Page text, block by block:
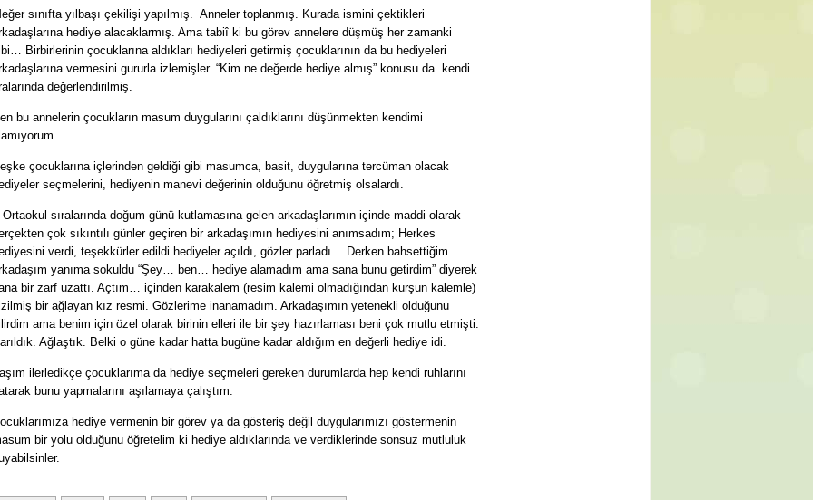
sınıfta yılbaşı çekilişi yapılmış. Anneler toplanmış. Kurada ismini çektikleri
hediye alacaklarmış. Ama tabiî ki bu görev annelere düşmüş her zamanki
Birbirlerinin çocuklarına aldıkları hediyeleri getirmiş çocuklarının da bu hediyeleri
vermesini gururla izlemişler. “Kim ne değerde hediye almış” konusu da kendi
değerlendirilmiş.
bu annelerin çocukların masum duygularını çaldıklarını düşünmekten kendimi
çocuklarına içlerinden geldiği gibi masumca, basit, duygularına tercüman olacak
seçmelerini, hediyenin manevi değerinin olduğunu öğretmiş olsalardı.
sıralarında doğum günü kutlamasına gelen arkadaşlarımın içinde maddi olarak
çok sıkıntılı günler geçiren bir arkadaşımın hediyesini anımsadım; Herkes
verdi, teşekkürler edildi hediyeler açıldı, gözler parladı… Derken bahsettiğim
yanıma sokuldu “Şey… ben… hediye alamadım ama sana bunu getirdim” diyerek
bir zarf uzattı. Açtım… içinden karakalem (resim kalemi olmadığından kurşun kalemle)
bir ağlayan kız resmi. Gözlerime inanamadım. Arkadaşımın yetenekli olduğunu
ama benim için özel olarak birinin elleri ile bir şey hazırlaması beni çok mutlu etmişti.
Ağlaştık. Belki o güne kadar hatta bugüne kadar aldığım en değerli hediye idi.
ilerledikçe çocuklarıma da hediye seçmeleri gereken durumlarda hep kendi ruhlarını
bunu yapmalarını aşılamaya çalıştım.
hediye vermenin bir görev ya da gösteriş değil duygularımızı göstermenin
bir yolu olduğunu öğretelim ki hediye aldıklarında ve verdiklerinde sonsuz mutluluk